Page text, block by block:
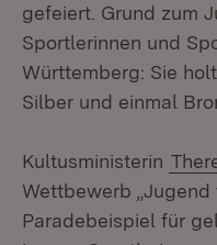
gefeiert. Grund zum
Sportlerinnen und
Württemberg: Sie
Silber und einmal
Kultusministerin
Wettbewerb „Jugend
Paradebeispiel für